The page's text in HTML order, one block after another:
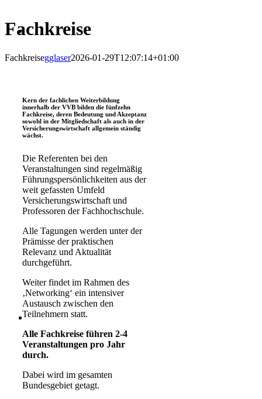
Fachkreise
Fachkreisegglaser2026-01-29T12:07:14+01:00
Kern der fachlichen Weiterbildung
innerhalb der VVB bilden die fünfzehn
Fachkreise, deren Bedeutung und Akzeptanz
sowohl in der Mitgliedschaft als auch in der
Versicherungswirtschaft allgemein ständig
wächst.
Die Referenten bei den
Veranstaltungen sind regelmäßig
Führungspersönlichkeiten aus der
weit gefassten Umfeld
Versicherungswirtschaft und
Professoren der Fachhochschule.
Alle Tagungen werden unter der
Prämisse der praktischen
Relevanz und Aktualität
durchgeführt.
Weiter findet im Rahmen des
‚Networking‘ ein intensiver
Austausch zwischen den
Teilnehmern statt.
Alle Fachkreise führen 2-4
Veranstaltungen pro Jahr
durch.
Dabei wird im gesamten
Bundesgebiet getagt.